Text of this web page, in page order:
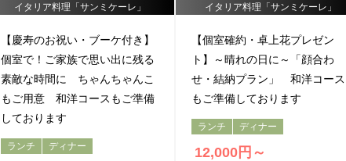
イタリア料理「サンミケーレ」
【慶寿のお祝い・ブーケ付き】
個室で！ご家族で思い出に残る
素敵な時間に ちゃんちゃんこ
もご用意 和洋コースもご準備
しております
ランチ ディナー
イタリア料理「サンミケーレ」
【個室確約・卓上花プレゼン
ト】～晴れの日に～「顔合わ
せ・結納プラン」 和洋コース
もご準備しております
ランチ ディナー
12,000円～